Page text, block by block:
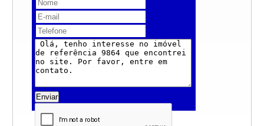
Enviar